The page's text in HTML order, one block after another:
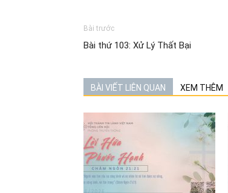
Bài trước
Bài thứ 103: Xử Lý Thất Bại
BÀI VIẾT LIÊN QUAN XEM THÊM